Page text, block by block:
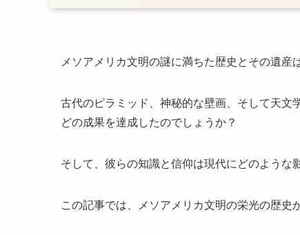
メソアメリカ文明の謎に満ちた歴史とその遺産
古代のピラミッド、神秘的な壁画、そして天文
どの成果を達成したのでしょうか？
そして、彼らの知識と信仰は現代にどのような
この記事では、メソアメリカ文明の栄光の歴史